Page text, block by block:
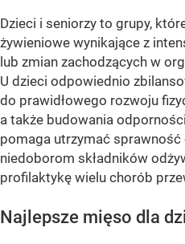
Dzieci i seniorzy to grupy,
żywieniowe wynikające z
lub zmian zachodzących w
U dzieci odpowiednio
do prawidłowego rozwoju
a także budowania
pomaga utrzymać sprawność
niedoborom składników
profilaktykę wielu chorób
Najlepsze mięso dla